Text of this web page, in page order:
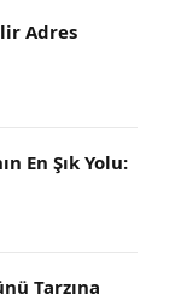
Adres
En Şık Yolu:
Tarzına